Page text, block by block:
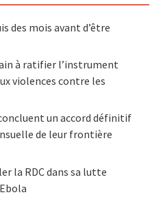
des mois avant d’être
à ratifier l’instrument
violences contre les
un accord définitif
de leur frontière
la RDC dans sa lutte